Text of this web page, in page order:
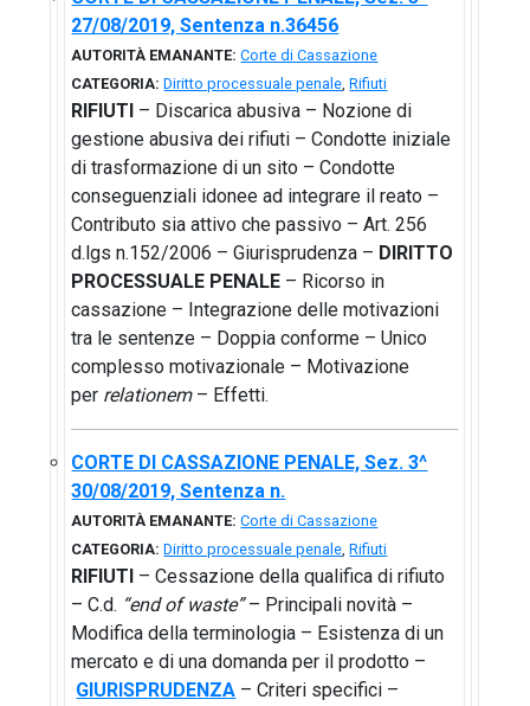
27/08/2019, Sentenza n.36456
AUTORITÀ EMANANTE: Corte di Cassazione
CATEGORIA: Diritto processuale penale,Rifiuti
RIFIUTI – Discarica abusiva – Nozione di
gestione abusiva dei rifiuti – Condotte iniziale
di trasformazione di un sito – Condotte
conseguenziali idonee ad integrare il reato –
Contributo sia attivo che passivo – Art. 256
d.lgs n.152/2006 – Giurisprudenza – DIRITTO
PROCESSUALE PENALE – Ricorso in
cassazione – Integrazione delle motivazioni
tra le sentenze – Doppia conforme – Unico
complesso motivazionale – Motivazione
per relationem– Effetti.
CORTE DI CASSAZIONE PENALE, Sez. 3^
30/08/2019, Sentenza n.
AUTORITÀ EMANANTE: Corte di Cassazione
CATEGORIA: Diritto processuale penale,Rifiuti
RIFIUTI – Cessazione della qualifica di rifiuto
– C.d. “end of waste”– Principali novità –
Modifica della terminologia – Esistenza di un
mercato e di una domanda per il prodotto –
GIURISPRUDENZA – Criteri specifici –